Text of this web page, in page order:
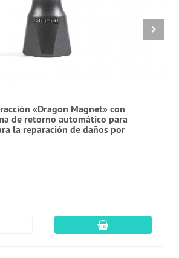
«Dragon Magnet» con
de retorno automático para
la reparación de daños por
En el carro de